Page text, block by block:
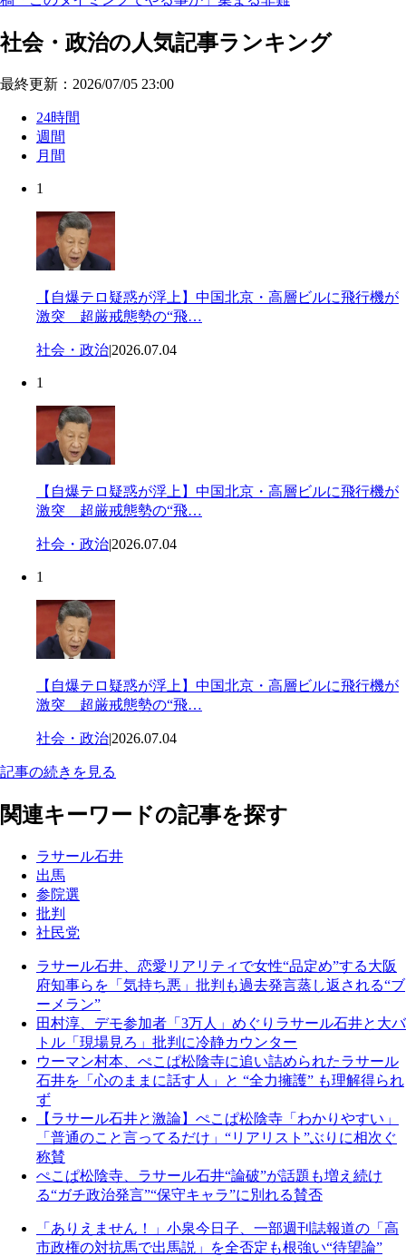
社会・政治の人気記事ランキング
最終更新：2026/07/05 23:00
24時間
週間
月間
1
【自爆テロ疑惑が浮上】中国北京・高層ビルに飛行機が
激突 超厳戒態勢の“飛…
社会・政治|2026.07.04
1
【自爆テロ疑惑が浮上】中国北京・高層ビルに飛行機が
激突 超厳戒態勢の“飛…
社会・政治|2026.07.04
1
【自爆テロ疑惑が浮上】中国北京・高層ビルに飛行機が
激突 超厳戒態勢の“飛…
社会・政治|2026.07.04
記事の続きを見る
関連キーワードの記事を探す
ラサール石井
出馬
参院選
批判
社民党
ラサール石井、恋愛リアリティで女性“品定め”する大阪
府知事らを「気持ち悪」批判も過去発言蒸し返される“ブ
ーメラン”
田村淳、デモ参加者「3万人」めぐりラサール石井と大バ
トル「現場見ろ」批判に冷静カウンター
ウーマン村本、ぺこぱ松陰寺に追い詰められたラサール
石井を「心のままに話す人」と “全力擁護” も理解得られ
ず
【ラサール石井と激論】ぺこぱ松陰寺「わかりやすい」
「普通のこと言ってるだけ」“リアリスト”ぶりに相次ぐ
称賛
ぺこぱ松陰寺、ラサール石井“論破”が話題も増え続け
る“ガチ政治発言”“保守キャラ”に別れる賛否
「ありえません！」小泉今日子、一部週刊誌報道の「高
市政権の対抗馬で出馬説」を全否定も根強い“待望論”